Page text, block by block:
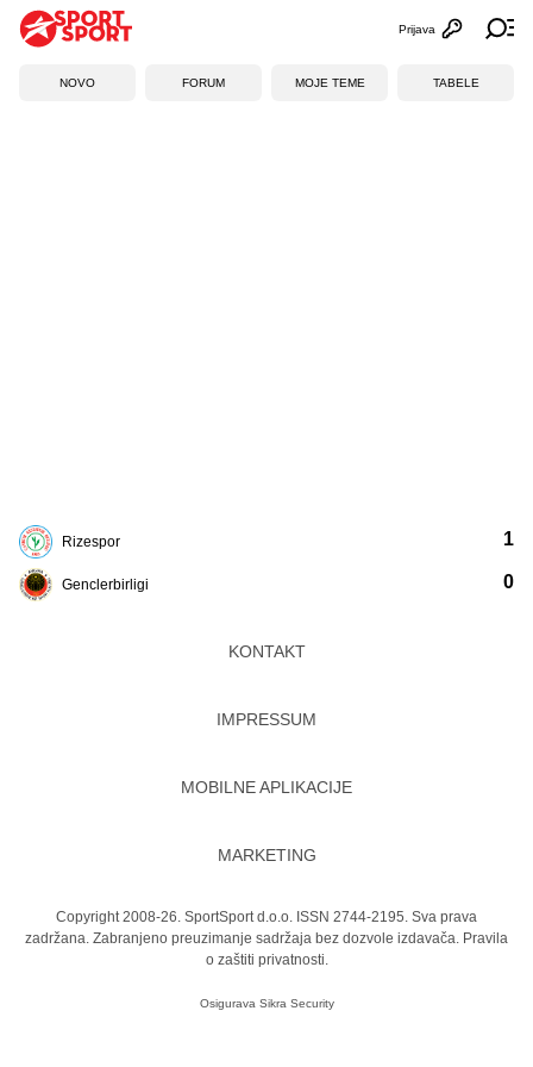
Otvori
Prijava
NOVO FORUM MOJE TEME TABELE
Rizespor
Genclerbirligi
1
0
KONTAKT
IMPRESSUM
MOBILNE APLIKACIJE
MARKETING
Copyright 2008-26. SportSport d.o.o. ISSN 2744-2195. Sva prava
zadržana. Zabranjeno preuzimanje sadržaja bez dozvole izdavača. Pravila
o zaštiti privatnosti.
Osigurava Sikra Security